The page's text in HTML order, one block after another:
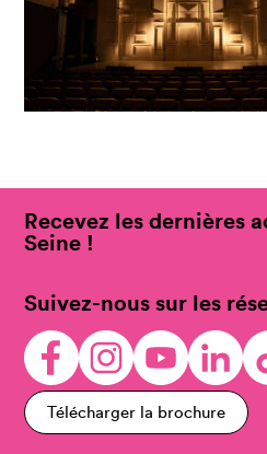
Recevez les dernières
Seine !
Suivez-nous sur les
Télécharger la brochure